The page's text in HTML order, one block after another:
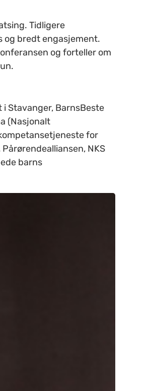
Tidligere
og bredt engasjement.
og forteller om
Stavanger, BarnsBeste
(Nasjonalt
for
NKS
barns